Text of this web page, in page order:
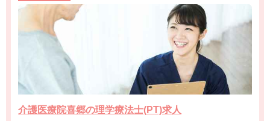
介護医療院喜郷の理学療法士(PT)求人